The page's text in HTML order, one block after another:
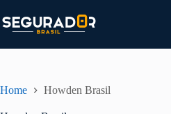
para
o
Home Howden Brasil